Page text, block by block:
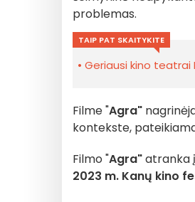
problemas.
TAIP PAT SKAITYKITE
Geriausi kino teatrai
Filme "Agra"
kontekste,
Filmo "Agra"atranka
2023 m. Kanų kino